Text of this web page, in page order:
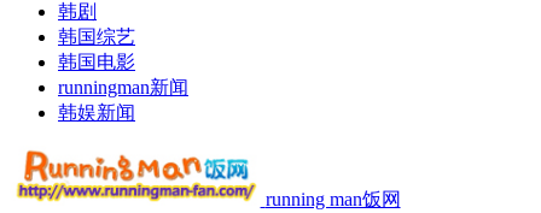
韩剧
韩国综艺
韩国电影
runningman新闻
韩娱新闻
running man饭网